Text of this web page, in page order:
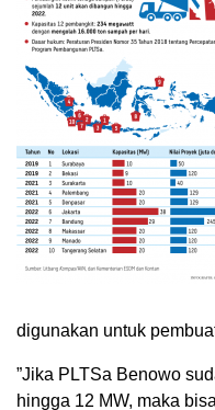
digunakan untuk
”Jika PLTSa Benowo
hingga 12 MW, maka